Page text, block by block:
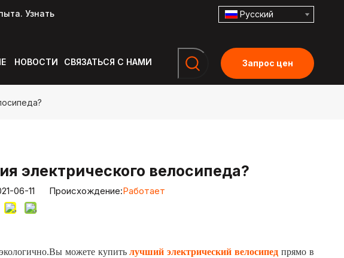
Узнать
Pусский
НОВОСТИ СВЯЗАТЬСЯ С НАМИ Запрос цен
электрического велосипеда?
06-11 Происхождение:Работает
можете купитьлучший электрический велосипед прямо в